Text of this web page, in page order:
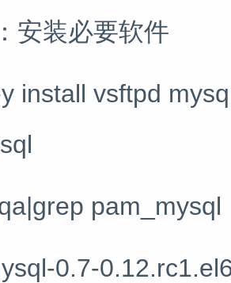
安装必要软件
install vsftpd
0.7-